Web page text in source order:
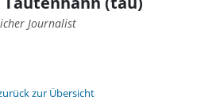
Journalist
zur Übersicht